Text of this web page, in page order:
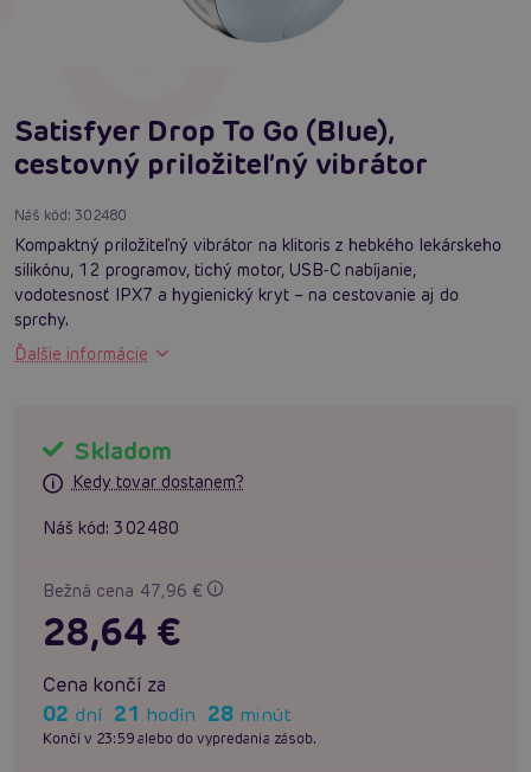
Satisfyer Drop To Go (Blue),
cestovný priložiteľný vibrátor
Náš kód:302480
Kompaktný priložiteľný vibrátor na klitoris z hebkého lekárskeho
silikónu, 12 programov, tichý motor, USB‑C nabíjanie,
vodotesnosť IPX7 a hygienický kryt – na cestovanie aj do
sprchy.
Ďalšie informácie
Skladom
Kedy tovar dostanem?
Náš kód: 302480
Bežná cena 47,96 €
28,64 €
Cena končí za
02 dní 21 hodín 28 minút
Končí v 23:59 alebo do vypredania zásob.